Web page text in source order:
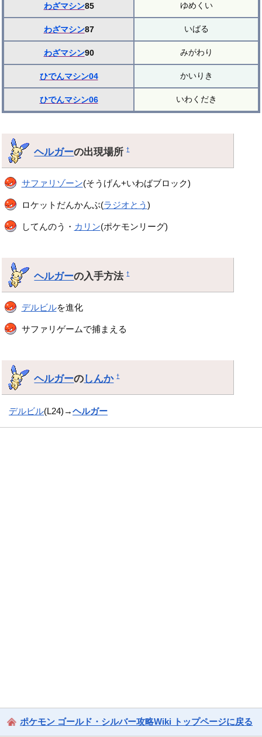
わざマシン85 ゆめくい
わざマシン87 いばる
わざマシン90 みがわり
ひでんマシン04 かいりき
ひでんマシン06 いわくだき
ヘルガーの出現場所†
サファリゾーン(そうげん+いわばブロック)
ロケットだんかんぶ(ラジオとう )
してんのう・ カリン(ポケモンリーグ)
ヘルガーの入手方法†
デルビルを進化
サファリゲームで捕まえる
ヘルガーのしんか †
デルビル(L24)→ヘルガー
ポケモン ゴールド・シルバー攻略Wiki トップページに戻る